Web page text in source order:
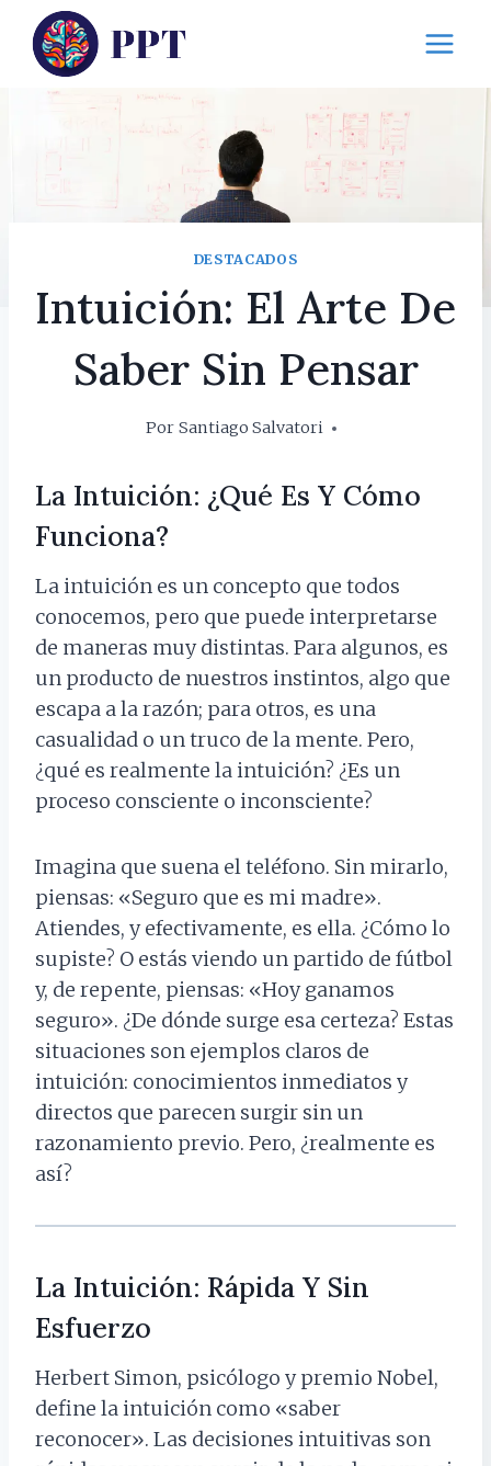
Saltar
contenido
DESTACADOS
Intuición: El Arte De
Saber Sin Pensar
Por Santiago Salvatori
10 marzo, 2025
La Intuición: ¿Qué Es Y Cómo
Funciona?
La intuición es un concepto que todos
conocemos, pero que puede interpretarse
de maneras muy distintas. Para algunos, es
un producto de nuestros instintos, algo que
escapa a la razón; para otros, es una
casualidad o un truco de la mente. Pero,
¿qué es realmente la intuición? ¿Es un
proceso consciente o inconsciente?
Imagina que suena el teléfono. Sin mirarlo,
piensas: «Seguro que es mi madre».
Atiendes, y efectivamente, es ella. ¿Cómo lo
supiste? O estás viendo un partido de fútbol
y, de repente, piensas: «Hoy ganamos
seguro». ¿De dónde surge esa certeza? Estas
situaciones son ejemplos claros de
intuición: conocimientos inmediatos y
directos que parecen surgir sin un
razonamiento previo. Pero, ¿realmente es
así?
La Intuición: Rápida Y Sin
Esfuerzo
Herbert Simon, psicólogo y premio Nobel,
define la intuición como «saber
reconocer». Las decisiones intuitivas son